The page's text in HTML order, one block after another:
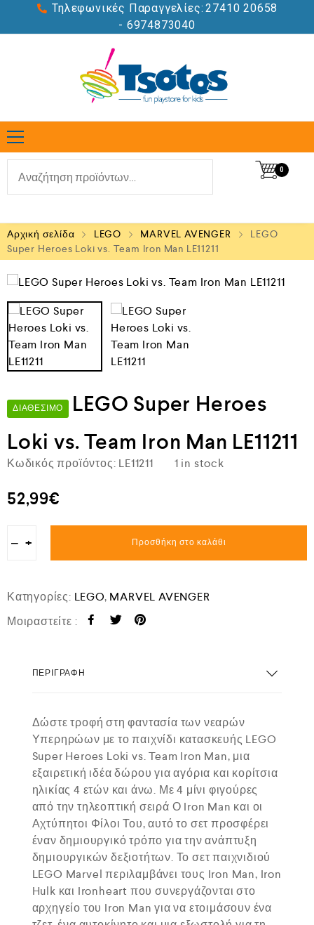
Τηλεφωνικές Παραγγελίες: 27410 20658
- 6974873040
0
Αρχική σελίδα LEGO MARVEL AVENGER
LEGO
Super Heroes Loki vs. Team Iron Man LE11211
ΔΙΑΘΈΣΙΜΟ
LEGO Super Heroes
Loki vs. Team Iron Man LE11211
Κωδικός προϊόντος: LE11211 1 in stock
52,99€
− + Προσθήκη στο καλάθι
Κατηγορίες: LEGO, MARVEL AVENGER
Μοιραστείτε :
ΠΕΡΙΓΡΑΦΉ
Δώστε τροφή στη φαντασία των νεαρών
Υπερηρώων με το παιχνίδι κατασκευής LEGO
Super Heroes Loki vs. Team Iron Man, μια
εξαιρετική ιδέα δώρου για αγόρια και κορίτσια
ηλικίας 4 ετών και άνω. Με 4 μίνι φιγούρες
από την τηλεοπτική σειρά Ο Iron Man και οι
Αχτύπητοι Φίλοι Του, αυτό το σετ προσφέρει
έναν δημιουργικό τρόπο για την ανάπτυξη
δημιουργικών δεξιοτήτων. Το σετ παιχνιδιού
LEGO Marvel περιλαμβάνει τους Iron Man, Iron
Hulk και Ironheart που συνεργάζονται στο
αρχηγείο του Iron Man για να ετοιμάσουν ένα